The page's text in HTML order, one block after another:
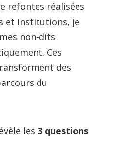
refontes réalisées
et institutions, je
non-dits
Ces
des
du
les 3 questions